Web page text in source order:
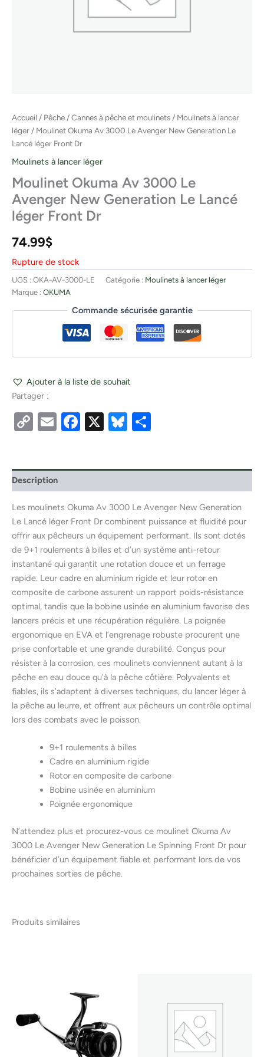
Accueil / Pêche /Cannes à pêche et moulinets / Moulinets à lancer
léger / Moulinet Okuma Av 3000 Le Avenger New Generation Le
Lancé léger Front Dr
Moulinets à lancer léger
Moulinet Okuma Av 3000 Le
Avenger New Generation Le Lancé
léger Front Dr
74.99$
Rupture de stock
UGS : OKA-AV-3000-LE Catégorie : Moulinets à lancer léger
Marque : OKUMA
Commande sécurisée garantie
Ajouter à la liste de souhait
Partager :
CopyEmailFacebook
X Bluesky
Description
Les moulinets Okuma Av 3000 Le Avenger New Generation
Le Lancé léger Front Dr combinent puissance et fluidité pour
offrir aux pêcheurs un équipement performant. Ils sont dotés
de 9+1 roulements à billes et d’un système anti-retour
instantané qui garantit une rotation douce et un ferrage
rapide. Leur cadre en aluminium rigide et leur rotor en
composite de carbone assurent un rapport poids-résistance
optimal, tandis que la bobine usinée en aluminium favorise des
lancers précis et une récupération régulière. La poignée
ergonomique en EVA et l’engrenage robuste procurent une
prise confortable et une grande durabilité. Conçus pour
résister à la corrosion, ces moulinets conviennent autant à la
pêche en eau douce qu’à la pêche côtière. Polyvalents et
fiables, ils s’adaptent à diverses techniques, du lancer léger à
la pêche au leurre, et offrent aux pêcheurs un contrôle optimal
lors des combats avec le poisson.
9+1 roulements à billes
Cadre en aluminium rigide
Rotor en composite de carbone
Bobine usinée en aluminium
Poignée ergonomique
N’attendez plus et procurez-vous ce moulinet Okuma Av
3000 Le Avenger New Generation Le Spinning Front Dr pour
bénéficier d’un équipement fiable et performant lors de vos
prochaines sorties de pêche.
Produits similaires